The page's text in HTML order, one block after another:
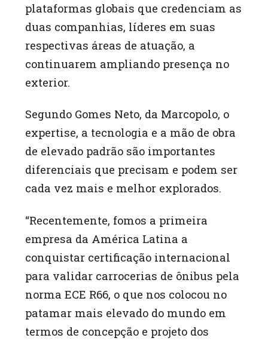
plataformas globais que credenciam as
duas companhias, líderes em suas
respectivas áreas de atuação, a
continuarem ampliando presença no
exterior.
Segundo Gomes Neto, da Marcopolo, o
expertise, a tecnologia e a mão de obra
de elevado padrão são importantes
diferenciais que precisam e podem ser
cada vez mais e melhor explorados.
“Recentemente, fomos a primeira
empresa da América Latina a
conquistar certificação internacional
para validar carrocerias de ônibus pela
norma ECE R66, o que nos colocou no
patamar mais elevado do mundo em
termos de concepção e projeto dos